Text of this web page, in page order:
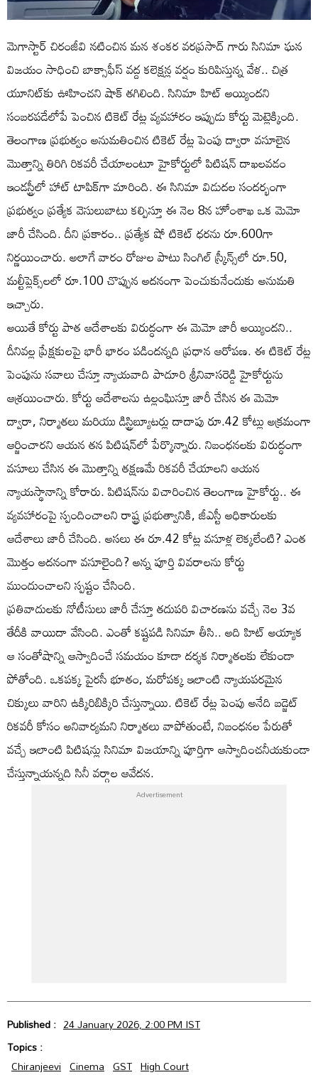
మెగాస్టార్ చిరంజీవి నటించిన మన శంకర వరప్రసాద్ గారు సినిమా ఘన
విజయం సాధించి బాక్సాఫీస్ వద్ద కలెక్షన్ల వర్షం కురిపిస్తున్న వేళ.. చిత్ర
యూనిట్‌కు ఊహించని షాక్ తగిలింది. సినిమా హిట్ అయ్యిందని
సంబరపడేలోపే పెంచిన టికెట్ రేట్ల వ్యవహారం ఇప్పుడు కోర్టు మెట్లెక్కింది.
తెలంగాణ ప్రభుత్వం అనుమతించిన టికెట్ రేట్ల పెంపు ద్వారా వసూలైన
మొత్తాన్ని తిరిగి రికవరీ చేయాలంటూ హైకోర్టులో పిటిషన్ దాఖలవడం
ఇండస్ట్రీలో హాట్ టాపిక్‌గా మారింది. ఈ సినిమా విడుదల సందర్భంగా
ప్రభుత్వం ప్రత్యేక వెసులుబాటు కల్పిస్తూ ఈ నెల 8న హోంశాఖ ఒక మెమో
జారీ చేసింది. దీని ప్రకారం.. ప్రత్యేక షో టికెట్ ధరను రూ.600గా
నిర్ణయించారు. అలాగే వారం రోజుల పాటు సింగిల్ స్క్రీన్స్‌లో రూ.50,
మల్టీప్లెక్స్‌లలో రూ.100 చొప్పున అదనంగా పెంచుకునేందుకు అనుమతి
ఇచ్చారు.
అయితే కోర్టు పాత ఆదేశాలకు విరుద్ధంగా ఈ మెమో జారీ అయ్యిందని..
దీనివల్ల ప్రేక్షకులపై భారీ భారం పడిందన్నది ప్రధాన ఆరోపణ. ఈ టికెట్ రేట్ల
పెంపును సవాలు చేస్తూ న్యాయవాది పాదూరి శ్రీనివాసరెడ్డి హైకోర్టును
ఆశ్రయించారు. కోర్టు ఆదేశాలను ఉల్లంఘిస్తూ జారీ చేసిన ఈ మెమో
ద్వారా, నిర్మాతలు మరియు డిస్ట్రిబ్యూటర్లు దాదాపు రూ.42 కోట్లు అక్రమంగా
ఆర్జించారని ఆయన తన పిటిషన్‌లో పేర్కొన్నారు. నిబంధనలకు విరుద్ధంగా
వసూలు చేసిన ఈ మొత్తాన్ని తక్షణమే రికవరీ చేయాలని ఆయన
న్యాయస్థానాన్ని కోరారు. పిటిషన్‌ను విచారించిన తెలంగాణ హైకోర్టు.. ఈ
వ్యవహారంపై స్పందించాలని రాష్ట్ర ప్రభుత్వానికి, జీఎస్టీ అధికారులకు
ఆదేశాలు జారీ చేసింది. అసలు ఈ రూ.42 కోట్ల వసూళ్ల లెక్కలేంటి? ఎంత
మొత్తం అదనంగా వసూలైంది? అన్న పూర్తి వివరాలను కోర్టు
ముందుంచాలని స్పష్టం చేసింది.
ప్రతివాదులకు నోటీసులు జారీ చేస్తూ తదుపరి విచారణను వచ్చే నెల 3వ
తేదీకి వాయిదా వేసింది. ఎంతో కష్టపడి సినిమా తీసి.. అది హిట్ అయ్యాక
ఆ సంతోషాన్ని ఆస్వాదించే సమయం కూడా దర్శక నిర్మాతలకు లేకుండా
పోతోంది. ఒకపక్క పైరసీ భూతం, మరోపక్క ఇలాంటి న్యాయపరమైన
చిక్కులు వారిని ఉక్కిరిబిక్కిరి చేస్తున్నాయి. టికెట్ రేట్ల పెంపు అనేది బడ్జెట్
రికవరీ కోసం అనివార్యమని నిర్మాతలు వాపోతుంటే, నిబంధనల పేరుతో
వచ్చే ఇలాంటి పిటిషన్లు సినిమా విజయాన్ని పూర్తిగా ఆస్వాదించనీయకుండా
చేస్తున్నాయన్నది సినీ వర్గాల ఆవేదన.
Published : 24 January 2026, 2:00 PM IST
Topics :
Chiranjeevi Cinema GST High Court